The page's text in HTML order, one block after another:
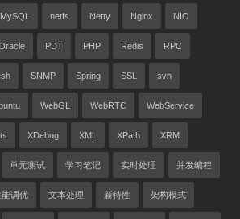
MySQL netfs Netty Nginx NIO
PDT PHP Redis RPC
SNMP Spring SSL svn
WebGL WebRTC WebService
XDebug XML XPath XRM
单元测试 学习笔记 实时处理 并发编程
能调优 文本处理 新特性 架构模式